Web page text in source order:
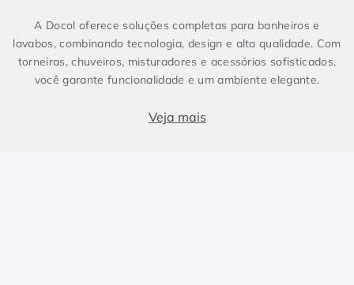
A Docol oferece soluções completas para banheiros e
lavabos, combinando tecnologia, design e alta qualidade. Com
torneiras, chuveiros, misturadores e acessórios sofisticados,
você garante funcionalidade e um ambiente elegante.
Produtos essenciais para Banheiro e Lavabo
Veja mais